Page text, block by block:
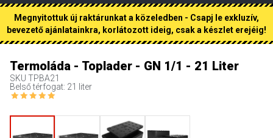
Megnyitottuk új raktárunkat a közeledben - Csapj le exkluzív,
bevezető ajánlatainkra, korlátozott ideig, csak a készlet erejéig!
Termoláda - Toplader - GN 1/1 - 21 Liter
SKU TPBA21
Belső térfogat: 21 liter